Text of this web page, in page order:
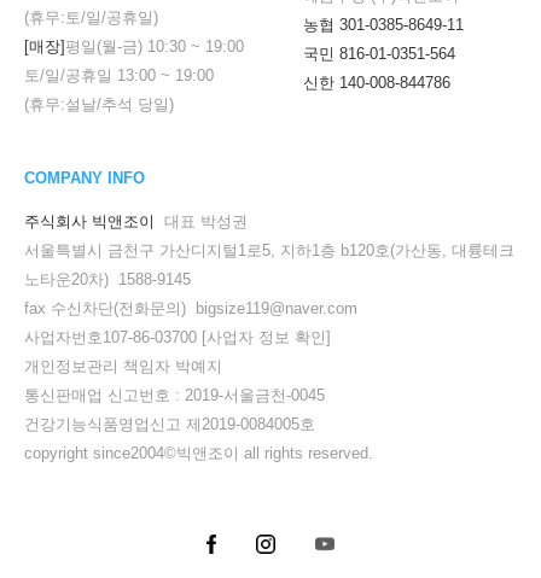
(휴무:토/일/공휴일)
[매장]평일(월-금) 10:30 ~ 19:00
토/일/공휴일 13:00 ~ 19:00
(휴무:설날/추석 당일)
농협 301-0385-8649-11
국민 816-01-0351-564
신한 140-008-844786
COMPANY INFO
주식회사 빅앤조이
대표 박성권
서울특별시 금천구 가산디지털1로5, 지하1층 b120호(가산동, 대륭테크
노타운20차) 1588-9145
fax 수신차단(전화문의) bigsize119@naver.com
사업자번호107-86-03700 [사업자 정보 확인]
개인정보관리 책임자 박예지
통신판매업 신고번호 : 2019-서울금천-0045
건강기능식품영업신고 제2019-0084005호
copyright since2004©빅앤조이 all rights reserved.